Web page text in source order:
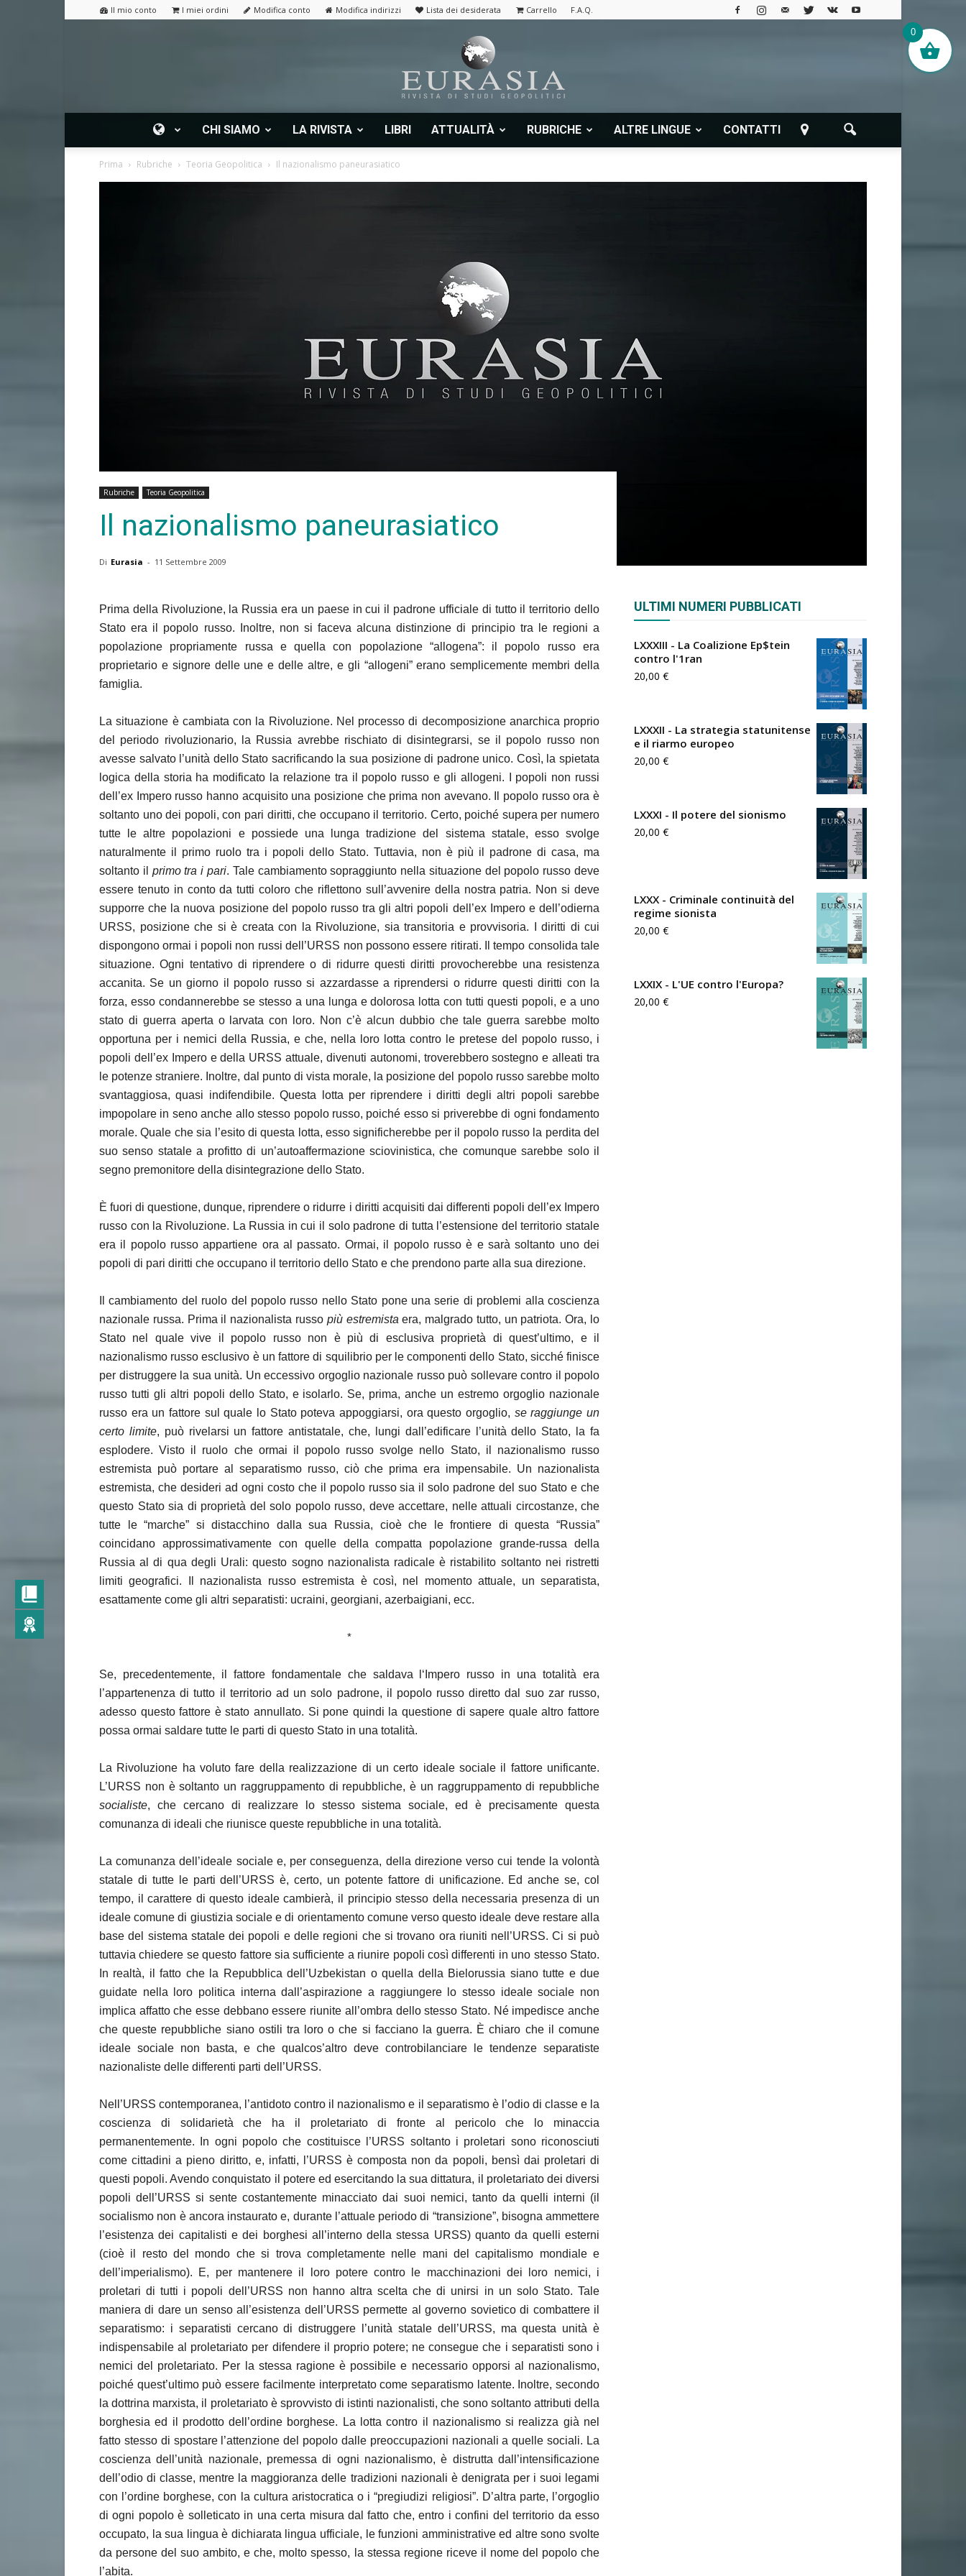
Il mio conto I miei ordini Modifica conto Modifica indirizzi Lista dei desiderata Carrello F.A.Q.
Rivista
studi
geopolitici
CHI SIAMO LA RIVISTA LIBRI ATTUALITÀ RUBRICHE ALTRE LINGUE CONTATTI
Prima Rubriche Teoria Geopolitica Il nazionalismo paneurasiatico
Rubriche Teoria Geopolitica
Il nazionalismo paneurasiatico
Di Eurasia - 11 Settembre 2009
Prima della Rivoluzione, la Russia era un paese in cui il padrone ufficiale di tutto il territorio dello
Stato era il popolo russo. Inoltre, non si faceva alcuna distinzione di principio tra le regioni a
popolazione propriamente russa e quella con popolazione “allogena”: il popolo russo era
proprietario e signore delle une e delle altre, e gli “allogeni” erano semplicemente membri della
famiglia.
La situazione è cambiata con la Rivoluzione. Nel processo di decomposizione anarchica proprio
del periodo rivoluzionario, la Russia avrebbe rischiato di disintegrarsi, se il popolo russo non
avesse salvato l’unità dello Stato sacrificando la sua posizione di padrone unico. Così, la spietata
logica della storia ha modificato la relazione tra il popolo russo e gli allogeni. I popoli non russi
dell’ex Impero russo hanno acquisito una posizione che prima non avevano. Il popolo russo ora è
soltanto uno dei popoli, con pari diritti, che occupano il territorio. Certo, poiché supera per numero
tutte le altre popolazioni e possiede una lunga tradizione del sistema statale, esso svolge
naturalmente il primo ruolo tra i popoli dello Stato. Tuttavia, non è più il padrone di casa, ma
soltanto il primo tra i pari. Tale cambiamento sopraggiunto nella situazione del popolo russo deve
essere tenuto in conto da tutti coloro che riflettono sull’avvenire della nostra patria. Non si deve
supporre che la nuova posizione del popolo russo tra gli altri popoli dell’ex Impero e dell’odierna
URSS, posizione che si è creata con la Rivoluzione, sia transitoria e provvisoria. I diritti di cui
dispongono ormai i popoli non russi dell’URSS non possono essere ritirati. Il tempo consolida tale
situazione. Ogni tentativo di riprendere o di ridurre questi diritti provocherebbe una resistenza
accanita. Se un giorno il popolo russo si azzardasse a riprendersi o ridurre questi diritti con la
forza, esso condannerebbe se stesso a una lunga e dolorosa lotta con tutti questi popoli, e a uno
stato di guerra aperta o larvata con loro. Non c’è alcun dubbio che tale guerra sarebbe molto
opportuna per i nemici della Russia, e che, nella loro lotta contro le pretese del popolo russo, i
popoli dell’ex Impero e della URSS attuale, divenuti autonomi, troverebbero sostegno e alleati tra
le potenze straniere. Inoltre, dal punto di vista morale, la posizione del popolo russo sarebbe molto
svantaggiosa, quasi indifendibile. Questa lotta per riprendere i diritti degli altri popoli sarebbe
impopolare in seno anche allo stesso popolo russo, poiché esso si priverebbe di ogni fondamento
morale. Quale che sia l’esito di questa lotta, esso significherebbe per il popolo russo la perdita del
suo senso statale a profitto di un’autoaffermazione sciovinistica, che comunque sarebbe solo il
segno premonitore della disintegrazione dello Stato.
È fuori di questione, dunque, riprendere o ridurre i diritti acquisiti dai differenti popoli dell’ex Impero
russo con la Rivoluzione. La Russia in cui il solo padrone di tutta l’estensione del territorio statale
era il popolo russo appartiene ora al passato. Ormai, il popolo russo è e sarà soltanto uno dei
popoli di pari diritti che occupano il territorio dello Stato e che prendono parte alla sua direzione.
Il cambiamento del ruolo del popolo russo nello Stato pone una serie di problemi alla coscienza
nazionale russa. Prima il nazionalista russo più estremista era, malgrado tutto, un patriota. Ora, lo
Stato nel quale vive il popolo russo non è più di esclusiva proprietà di quest’ultimo, e il
nazionalismo russo esclusivo è un fattore di squilibrio per le componenti dello Stato, sicché finisce
per distruggere la sua unità. Un eccessivo orgoglio nazionale russo può sollevare contro il popolo
russo tutti gli altri popoli dello Stato, e isolarlo. Se, prima, anche un estremo orgoglio nazionale
russo era un fattore sul quale lo Stato poteva appoggiarsi, ora questo orgoglio, se raggiunge un
certo limite, può rivelarsi un fattore antistatale, che, lungi dall’edificare l’unità dello Stato, la fa
esplodere. Visto il ruolo che ormai il popolo russo svolge nello Stato, il nazionalismo russo
estremista può portare al separatismo russo, ciò che prima era impensabile. Un nazionalista
estremista, che desideri ad ogni costo che il popolo russo sia il solo padrone del suo Stato e che
questo Stato sia di proprietà del solo popolo russo, deve accettare, nelle attuali circostanze, che
tutte le “marche” si distacchino dalla sua Russia, cioè che le frontiere di questa “Russia”
coincidano approssimativamente con quelle della compatta popolazione grande-russa della
Russia al di qua degli Urali: questo sogno nazionalista radicale è ristabilito soltanto nei ristretti
limiti geografici. Il nazionalista russo estremista è così, nel momento attuale, un separatista,
esattamente come gli altri separatisti: ucraini, georgiani, azerbaigiani, ecc.
*
Se, precedentemente, il fattore fondamentale che saldava l‘Impero russo in una totalità era
l’appartenenza di tutto il territorio ad un solo padrone, il popolo russo diretto dal suo zar russo,
adesso questo fattore è stato annullato. Si pone quindi la questione di sapere quale altro fattore
possa ormai saldare tutte le parti di questo Stato in una totalità.
La Rivoluzione ha voluto fare della realizzazione di un certo ideale sociale il fattore unificante.
L’URSS non è soltanto un raggruppamento di repubbliche, è un raggruppamento di repubbliche
socialiste, che cercano di realizzare lo stesso sistema sociale, ed è precisamente questa
comunanza di ideali che riunisce queste repubbliche in una totalità.
La comunanza dell’ideale sociale e, per conseguenza, della direzione verso cui tende la volontà
statale di tutte le parti dell’URSS è, certo, un potente fattore di unificazione. Ed anche se, col
tempo, il carattere di questo ideale cambierà, il principio stesso della necessaria presenza di un
ideale comune di giustizia sociale e di orientamento comune verso questo ideale deve restare alla
base del sistema statale dei popoli e delle regioni che si trovano ora riuniti nell’URSS. Ci si può
tuttavia chiedere se questo fattore sia sufficiente a riunire popoli così differenti in uno stesso Stato.
In realtà, il fatto che la Repubblica dell’Uzbekistan o quella della Bielorussia siano tutte e due
guidate nella loro politica interna dall’aspirazione a raggiungere lo stesso ideale sociale non
implica affatto che esse debbano essere riunite all’ombra dello stesso Stato. Né impedisce anche
che queste repubbliche siano ostili tra loro o che si facciano la guerra. È chiaro che il comune
ideale sociale non basta, e che qualcos’altro deve controbilanciare le tendenze separatiste
nazionaliste delle differenti parti dell’URSS.
Nell’URSS contemporanea, l’antidoto contro il nazionalismo e il separatismo è l’odio di classe e la
coscienza di solidarietà che ha il proletariato di fronte al pericolo che lo minaccia
permanentemente. In ogni popolo che costituisce l’URSS soltanto i proletari sono riconosciuti
come cittadini a pieno diritto, e, infatti, l’URSS è composta non da popoli, bensì dai proletari di
questi popoli. Avendo conquistato il potere ed esercitando la sua dittatura, il proletariato dei diversi
popoli dell’URSS si sente costantemente minacciato dai suoi nemici, tanto da quelli interni (il
socialismo non è ancora instaurato e, durante l’attuale periodo di “transizione”, bisogna ammettere
l’esistenza dei capitalisti e dei borghesi all’interno della stessa URSS) quanto da quelli esterni
(cioè il resto del mondo che si trova completamente nelle mani del capitalismo mondiale e
dell’imperialismo). E, per mantenere il loro potere contro le macchinazioni dei loro nemici, i
proletari di tutti i popoli dell’URSS non hanno altra scelta che di unirsi in un solo Stato. Tale
maniera di dare un senso all’esistenza dell’URSS permette al governo sovietico di combattere il
separatismo: i separatisti cercano di distruggere l’unità statale dell’URSS, ma questa unità è
indispensabile al proletariato per difendere il proprio potere; ne consegue che i separatisti sono i
nemici del proletariato. Per la stessa ragione è possibile e necessario opporsi al nazionalismo,
poiché quest’ultimo può essere facilmente interpretato come separatismo latente. Inoltre, secondo
la dottrina marxista, il proletariato è sprovvisto di istinti nazionalisti, che sono soltanto attributi della
borghesia ed il prodotto dell’ordine borghese. La lotta contro il nazionalismo si realizza già nel
fatto stesso di spostare l’attenzione del popolo dalle preoccupazioni nazionali a quelle sociali. La
coscienza dell’unità nazionale, premessa di ogni nazionalismo, è distrutta dall’intensificazione
dell’odio di classe, mentre la maggioranza delle tradizioni nazionali è denigrata per i suoi legami
con l’ordine borghese, con la cultura aristocratica o i “pregiudizi religiosi”. D’altra parte, l’orgoglio
di ogni popolo è solleticato in una certa misura dal fatto che, entro i confini del territorio da esso
occupato, la sua lingua è dichiarata lingua ufficiale, le funzioni amministrative ed altre sono svolte
da persone del suo ambito, e che, molto spesso, la stessa regione riceve il nome del popolo che
l’abita.
ULTIMI NUMERI PUBBLICATI
LXXXIII - La Coalizione Ep$tein
contro l'1ran
20,00 €
LXXXII - La strategia statunitense
e il riarmo europeo
20,00 €
LXXXI - Il potere del sionismo
20,00 €
LXXX - Criminale continuità del
regime sionista
20,00 €
LXXIX - L'UE contro l'Europa?
20,00 €
0